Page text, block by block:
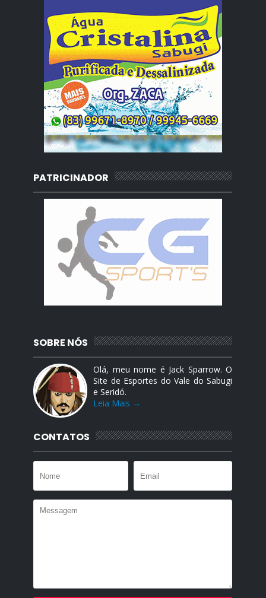
PATRICINADOR
SOBRE NÓS
Olá, meu nome é Jack Sparrow. O
Site de Esportes do Vale do Sabugi
e Seridó.
Leia Mais →
CONTATOS